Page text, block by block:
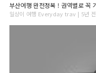
일상이 여행 Everyday trav | 5년 전